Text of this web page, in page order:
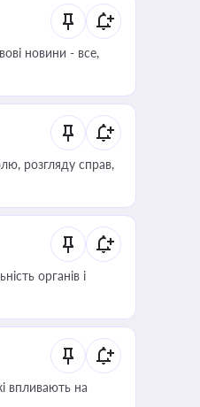
новини - все,
розгляду справ,
органів і
впливають на